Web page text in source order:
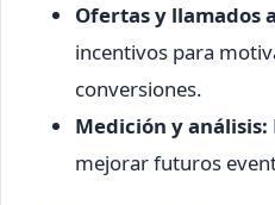
Ofertas y llamados
incentivos para
conversiones.
Medición y análisis:
mejorar futuros